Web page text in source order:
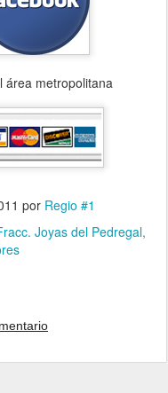
área metropolitana
por Regio #1
Joyas del Pedregal